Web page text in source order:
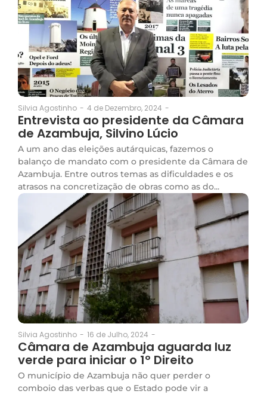
Silvia Agostinho - 4 de Dezembro, 2024 -
Entrevista ao presidente da Câmara
de Azambuja, Silvino Lúcio
A um ano das eleições autárquicas, fazemos o
balanço de mandato com o presidente da Câmara de
Azambuja. Entre outros temas as dificuldades e os
atrasos na concretização de obras como as do...
Silvia Agostinho - 16 de Julho, 2024 -
Câmara de Azambuja aguarda luz
verde para iniciar o 1º Direito
O município de Azambuja não quer perder o
comboio das verbas que o Estado pode vir a